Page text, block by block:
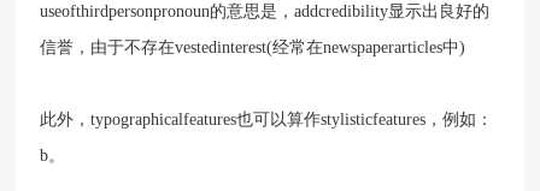
useofthirdpersonpronoun的意思是，addcredibility显示出良好的
信誉，由于不存在vestedinterest(经常在newspaperarticles中)
此外，typographicalfeatures也可以算作stylisticfeatures，例如：
b。